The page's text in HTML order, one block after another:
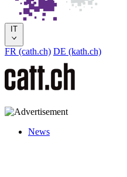
IT
FR (cath.ch) DE (kath.ch)
News